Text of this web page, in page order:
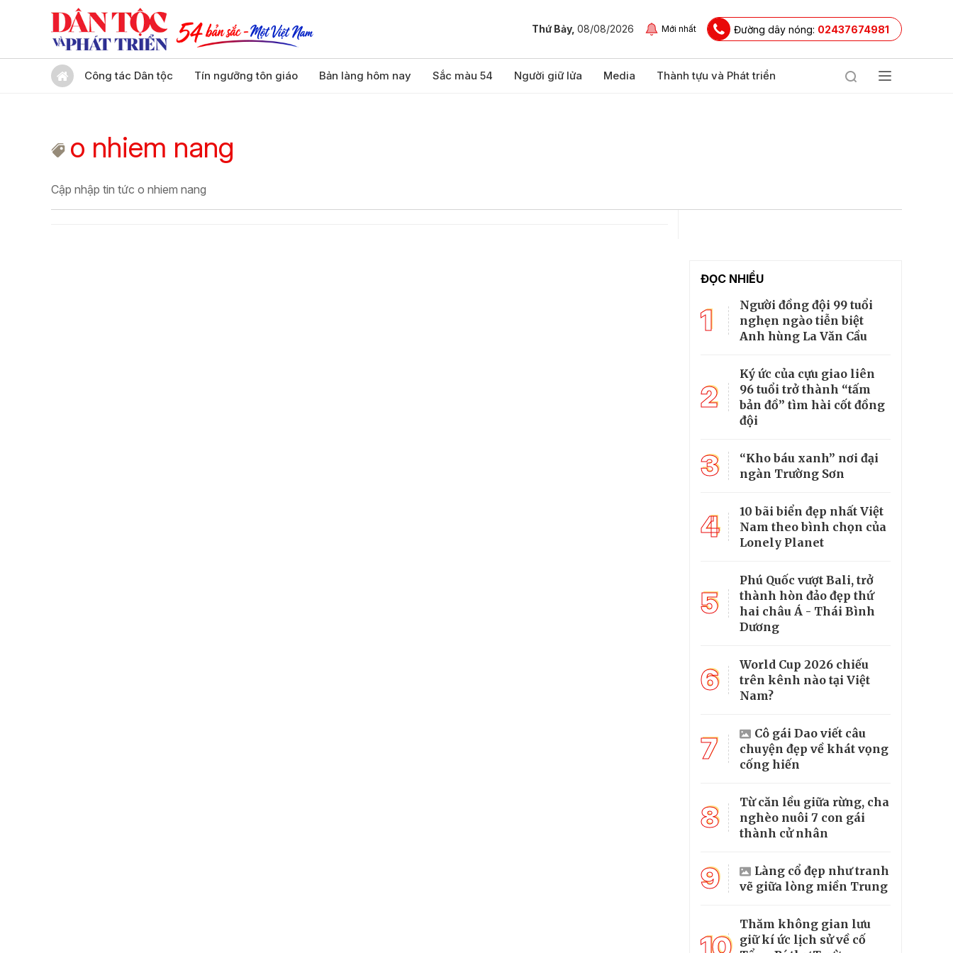
Thứ Bảy, 08/08/2026 Mới nhất Đường dây nóng: 02437674981
Công tác Dân tộc Tín ngưỡng tôn giáo Bản làng hôm nay Sắc màu 54 Người giữ lửa Media Thành tựu và Phát triển
o nhiem nang
Cập nhập tin tức o nhiem nang
ĐỌC NHIỀU
1
Người đồng đội 99 tuổi
nghẹn ngào tiễn biệt
Anh hùng La Văn Cầu
2
Ký ức của cựu giao liên
96 tuổi trở thành “tấm
bản đồ” tìm hài cốt đồng
đội
3
“Kho báu xanh” nơi đại
ngàn Trường Sơn
4
10 bãi biển đẹp nhất Việt
Nam theo bình chọn của
Lonely Planet
5
Phú Quốc vượt Bali, trở
thành hòn đảo đẹp thứ
hai châu Á - Thái Bình
Dương
6
World Cup 2026 chiếu
trên kênh nào tại Việt
Nam?
7
Cô gái Dao viết câu
chuyện đẹp về khát vọng
cống hiến
8
Từ căn lều giữa rừng, cha
nghèo nuôi 7 con gái
thành cử nhân
9
Làng cổ đẹp như tranh
vẽ giữa lòng miền Trung
Thăm không gian lưu
giữ kí ức lịch sử về cố